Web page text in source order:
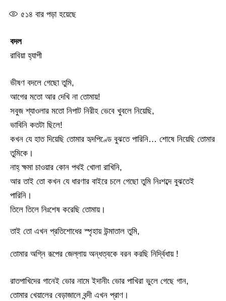
৫১৪ বার পড়া হয়েছে
বদল
রাবিয়া হ্যাপী
ভীষণ বদলে গেছো তুমি,
আগের মতো আর দেখি না তোমায়!
সবুজ শ্যাওলার মতো নিপাট নিরীহ ভেবে খুবলে নিয়েছি,
ভাবিনি কতটা ছিলে!
কখন যে হাত দিয়েছি তোমার হৃদপিণ্ডে বুঝতে পারিনি… শোষে নিয়েছি তোমার
তুমিকে।
নাহ্ ক্ষমা চাওয়ার কোন পথই খোলা রাখিনি,
আর তাই তো কখন যে ধারণার বাইরে চলে গেছো তুমি নিঃশব্দে বুঝতেই
পারিনি।
তিলে তিলে নিঃশেষ করেছি তোমায়।
তাই তো এখন প্রতিশোধের স্পৃহায় উন্মাতাল তুমি,
তোমার অগ্নি রূপের জেল্লায় অন্ধত্বকে বরন করছি নির্দ্বিধায় !
রাতপাখিদের গানেই ভোর নামে ইদানীং ভোর পাখিরা ভুলে গেছে গান,
তোমার খেয়ালের বেড়াজালে বন্দী এখন প্রাণ।